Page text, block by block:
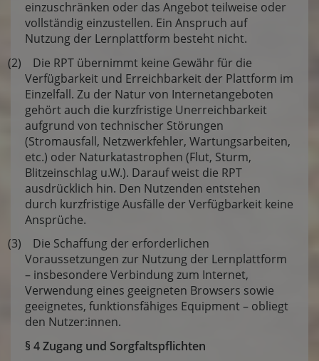
einzuschränken oder das Angebot teilweise oder
vollständig einzustellen. Ein Anspruch auf
Nutzung der Lernplattform besteht nicht.
(2) Die RPT übernimmt keine Gewähr für die
Verfügbarkeit und Erreichbarkeit der Plattform im
Einzelfall. Zu der Natur von Internetangeboten
gehört auch die kurzfristige Unerreichbarkeit
aufgrund von technischer Störungen
(Stromausfall, Netzwerkfehler, Wartungsarbeiten,
etc.) oder Naturkatastrophen (Flut, Sturm,
Blitzeinschlag u.W.). Darauf weist die RPT
ausdrücklich hin. Den Nutzenden entstehen
durch kurzfristige Ausfälle der Verfügbarkeit keine
Ansprüche.
(3) Die Schaffung der erforderlichen
Voraussetzungen zur Nutzung der Lernplattform
– insbesondere Verbindung zum Internet,
Verwendung eines geeigneten Browsers sowie
geeignetes, funktionsfähiges Equipment – obliegt
den Nutzer:innen.
§ 4 Zugang und Sorgfaltspflichten